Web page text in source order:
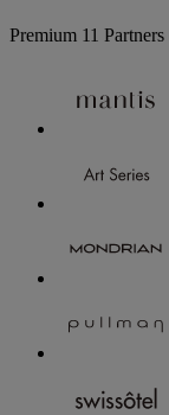
Premium 11 Partners